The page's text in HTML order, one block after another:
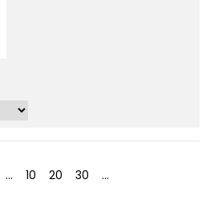
… 10 20 30
…